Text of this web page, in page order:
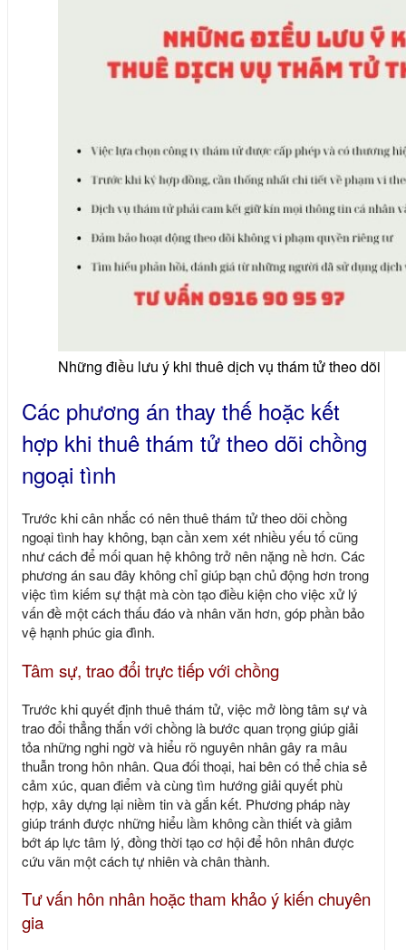
Những điều lưu ý khi thuê dịch vụ thám tử theo dõi
Các phương án thay thế hoặc kết
hợp khi thuê thám tử theo dõi chồng
ngoại tình
Trước khi cân nhắc có nên thuê thám tử theo dõi chồng
ngoại tình hay không, bạn cần xem xét nhiều yếu tố cũng
như cách để mối quan hệ không trở nên nặng nề hơn. Các
phương án sau đây không chỉ giúp bạn chủ động hơn trong
việc tìm kiếm sự thật mà còn tạo điều kiện cho việc xử lý
vấn đề một cách thấu đáo và nhân văn hơn, góp phần bảo
vệ hạnh phúc gia đình.
Tâm sự, trao đổi trực tiếp với chồng
Trước khi quyết định thuê thám tử, việc mở lòng tâm sự và
trao đổi thẳng thắn với chồng là bước quan trọng giúp giải
tỏa những nghi ngờ và hiểu rõ nguyên nhân gây ra mâu
thuẫn trong hôn nhân. Qua đối thoại, hai bên có thể chia sẻ
cảm xúc, quan điểm và cùng tìm hướng giải quyết phù
hợp, xây dựng lại niềm tin và gắn kết. Phương pháp này
giúp tránh được những hiểu lầm không cần thiết và giảm
bớt áp lực tâm lý, đồng thời tạo cơ hội để hôn nhân được
cứu vãn một cách tự nhiên và chân thành.
Tư vấn hôn nhân hoặc tham khảo ý kiến chuyên
gia